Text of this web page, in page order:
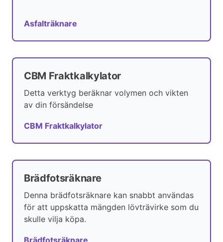
Asfalträknare
CBM Fraktkalkylator
Detta verktyg beräknar volymen och vikten
av din försändelse
CBM Fraktkalkylator
Brädfotsräknare
Denna brädfotsräknare kan snabbt användas
för att uppskatta mängden lövträvirke som du
skulle vilja köpa.
Brädfotsräknare